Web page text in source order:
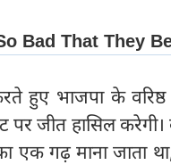
हुए भाजपा के वरिष्ठ
पर जीत हासिल
एक गढ़ माना जाता